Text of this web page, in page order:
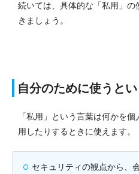
続いては、具体的な「私用」
きましょう。
自分のために使うとい
「私用」という言葉は何かを
用したりするときに使えます。
セキュリティの観点から、